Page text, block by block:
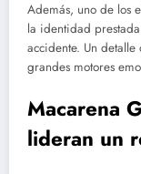
Además, uno de los
la identidad
accidente. Un
grandes motores
Macarena
lideran un